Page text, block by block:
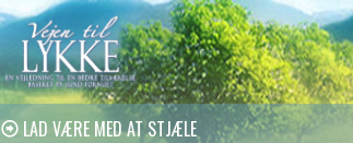
LAD VÆRE MED AT STJÆLE